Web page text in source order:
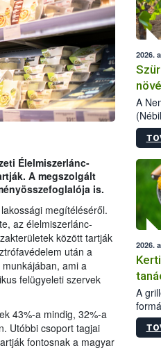
Élelmiszerlánc-
A megszolgált
is.
megítéléséről.
az élelmiszerlánc-
között tartják
után a
ami a
felügyeleti szervek
43%-a mindig, 32%-a
Utóbbi csoport tagjai
fontosnak a magyar
2026.
A
Az
2026.
A